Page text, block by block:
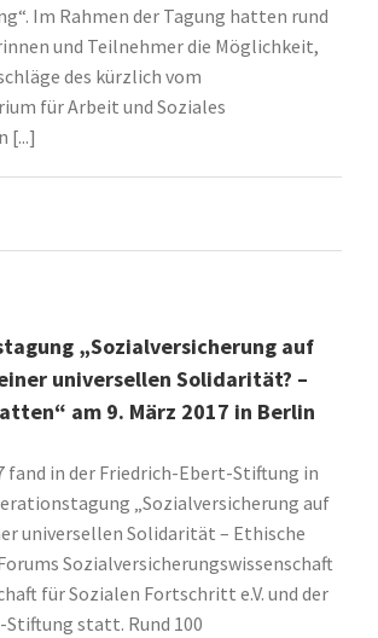
Im Rahmen der Tagung hatten rund
und Teilnehmer die Möglichkeit,
des kürzlich vom
für Arbeit und Soziales
[...]
„Sozialversicherung auf
universellen Solidarität? –
am 9. März 2017 in Berlin
fand in der Friedrich-Ebert-Stiftung in
„Sozialversicherung auf
universellen Solidarität – Ethische
Sozialversicherungswissenschaft
für Sozialen Fortschritt e.V. und der
statt. Rund 100